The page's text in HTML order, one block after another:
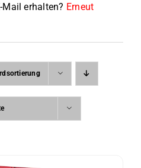
Mail erhalten? Erneut